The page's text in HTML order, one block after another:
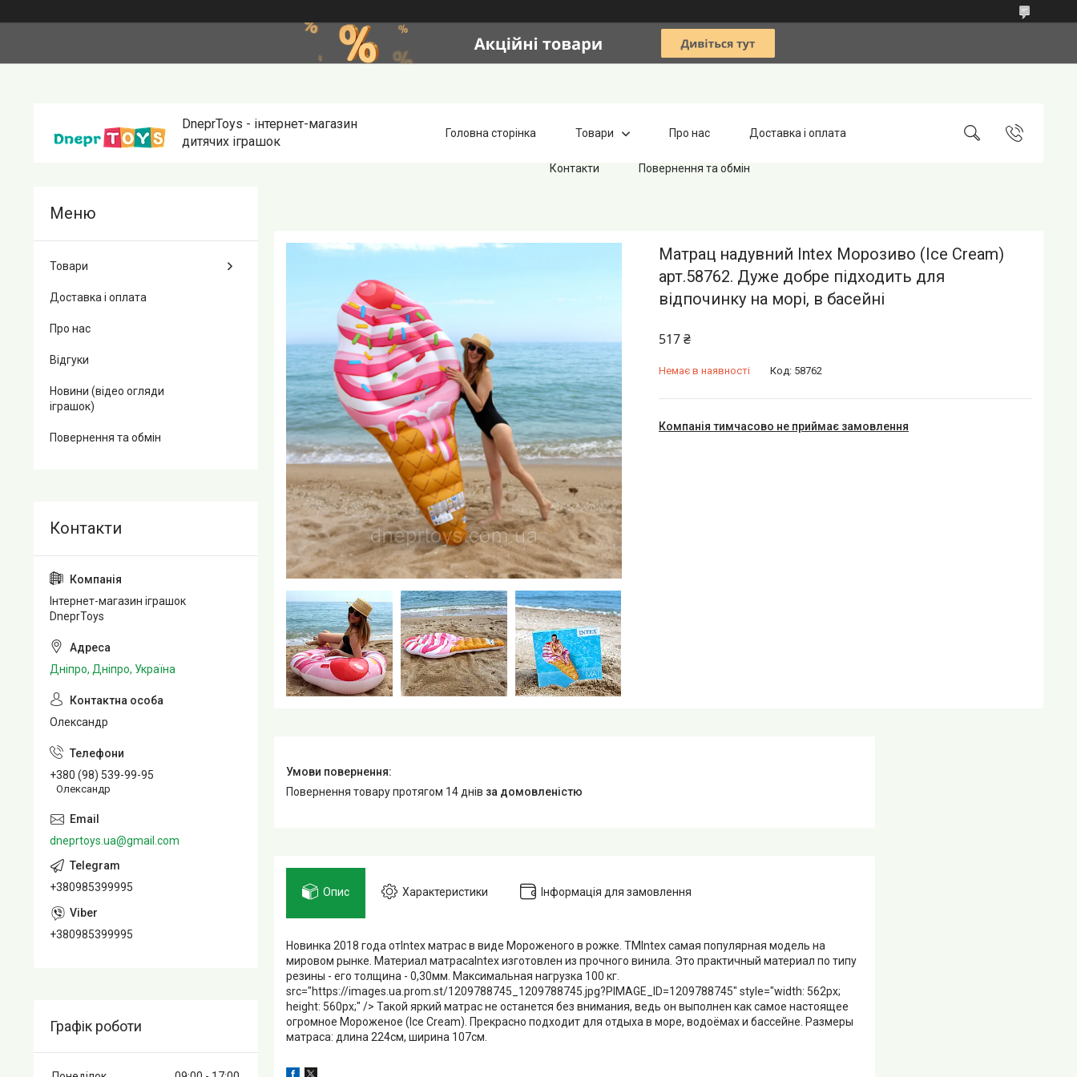
DneprToys - інтернет-магазин
дитячих іграшок
Головна сторінка Товари Про нас Доставка і оплата
Контакти Повернення та обмін
Матрац надувний Intex Морозиво (Ice Cream)
арт.58762. Дуже добре підходить для
відпочинку на морі, в басейні
517 ₴
Немає в наявності Код: 58762
Компанія тимчасово не приймає замовлення
повернення товару протягом 14 днів за домовленістю
Опис Характеристики Інформація для замовлення
Новинка 2018 года отIntex матрас в виде Мороженого в рожке. ТМIntex самая популярная модель на
мировом рынке. Материал матрасаIntex изготовлен из прочного винила. Это практичный материал по типу
резины - его толщина - 0,30мм. Максимальная нагрузка 100 кг.
src="https://images.ua.prom.st/1209788745_1209788745.jpg?PIMAGE_ID=1209788745" style="width: 562px;
height: 560px;" /> Такой яркий матрас не останется без внимания, ведь он выполнен как самое настоящее
огромное Мороженое (Ice Cream). Прекрасно подходит для отдыха в море, водоёмах и бассейне. Размеры
матраса: длина 224см, ширина 107см.
Товари
Доставка і оплата
Про нас
Відгуки
Новини (відео огляди
іграшок)
Повернення та обмін
Інтернет-магазин іграшок
DneprToys
Дніпро, Дніпро, Україна
Олександр
+380 (98) 539-99-95
Олександр
dneprtoys.ua@gmail.com
+380985399995
+380985399995
Графік роботи